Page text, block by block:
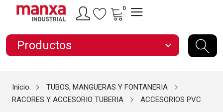
0
Productos expand_more
Inicio
TUBOS, MANGUERAS Y FONTANERIA
RACORES Y ACCESORIO TUBERIA
ACCESORIOS PVC